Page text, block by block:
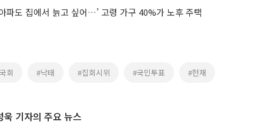
파도 집에서 늙고 싶어…’ 고령 가구 40%가 노후 주택
회 #낙태 #집회시위 #국민투표 #헌재
욱 기자의 주요 뉴스